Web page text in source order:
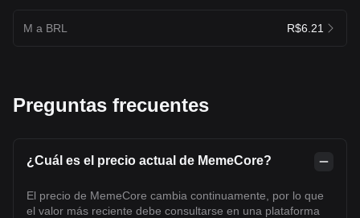
M a BRL R$6.21
Preguntas frecuentes
¿Cuál es el precio actual de MemeCore?
El precio de MemeCore cambia continuamente, por lo que
el valor más reciente debe consultarse en una plataforma